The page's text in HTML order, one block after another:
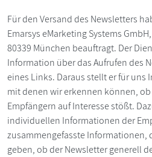
Für den Versand des Newsletters
Emarsys eMarketing Systems
80339 München beauftragt. Der
Information über das Aufrufen des
eines Links. Daraus stellt er für
mit denen wir erkennen können,
Empfängern auf Interesse stößt.
individuellen Informationen der
zusammengefasste Informationen,
geben, ob der Newsletter generell